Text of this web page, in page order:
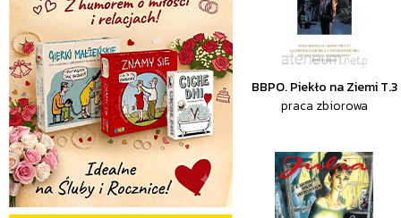
BBPO. Piekło na Ziemi T.3
praca zbiorowa